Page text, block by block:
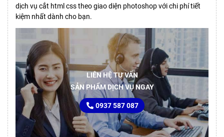
dịch vụ cắt html css theo giao diện photoshop với chi phí tiết
kiệm nhất dành cho bạn.
LIÊN HỆ TƯ VẤN
SẢN PHẨM DỊCH VỤ NGAY
0937 587 087